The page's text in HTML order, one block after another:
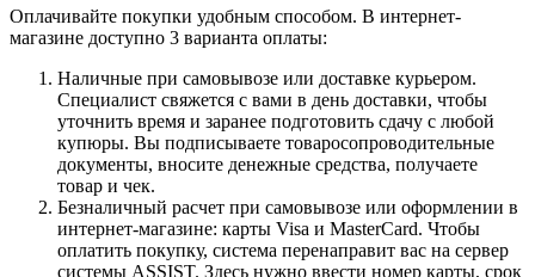
Оплачивайте покупки удобным способом. В интернет-
магазине доступно 3 варианта оплаты:
Наличные при самовывозе или доставке курьером.
Специалист свяжется с вами в день доставки, чтобы
уточнить время и заранее подготовить сдачу с любой
купюры. Вы подписываете товаросопроводительные
документы, вносите денежные средства, получаете
товар и чек.
Безналичный расчет при самовывозе или оформлении в
интернет-магазине: карты Visa и MasterCard. Чтобы
оплатить покупку, система перенаправит вас на сервер
системы ASSIST. Здесь нужно ввести номер карты, срок